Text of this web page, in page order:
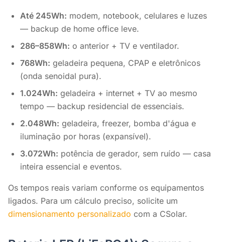
Até 245Wh: modem, notebook, celulares e luzes
— backup de home office leve.
286–858Wh: o anterior + TV e ventilador.
768Wh: geladeira pequena, CPAP e eletrônicos
(onda senoidal pura).
1.024Wh: geladeira + internet + TV ao mesmo
tempo — backup residencial de essenciais.
2.048Wh: geladeira, freezer, bomba d'água e
iluminação por horas (expansível).
3.072Wh: potência de gerador, sem ruído — casa
inteira essencial e eventos.
Os tempos reais variam conforme os equipamentos
ligados. Para um cálculo preciso, solicite um
dimensionamento personalizado com a CSolar.